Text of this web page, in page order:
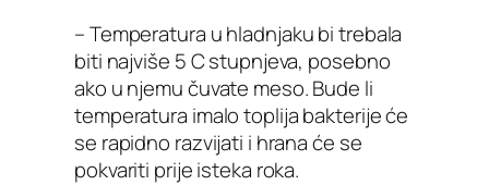
– Temperatura u hladnjaku bi trebala
biti najviše 5 C stupnjeva, posebno
ako u njemu čuvate meso. Bude li
temperatura imalo toplija bakterije će
se rapidno razvijati i hrana će se
pokvariti prije isteka roka.